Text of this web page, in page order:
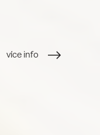
více info